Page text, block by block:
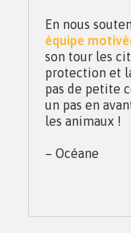
En nous
équipe
son tour les
protection et
pas de petite
un pas en
les animaux !
– Océane